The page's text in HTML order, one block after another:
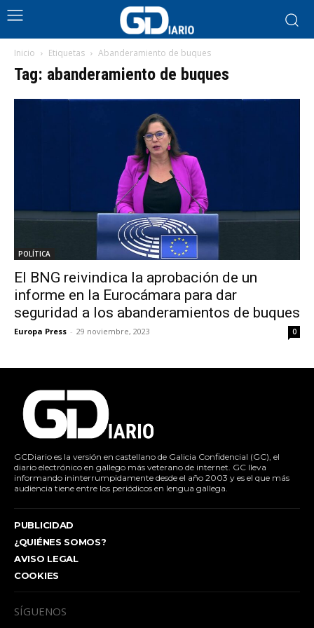
Inicio Etiquetas Abanderamiento de buques
Tag: abanderamiento de buques
POLÍTICA
El BNG reivindica la aprobación de un
informe en la Eurocámara para dar
seguridad a los abanderamientos de buques
Europa Press - 29 noviembre, 2023 0
GCDiario es la versión en castellano de Galicia Confidencial (GC), el
diario electrónico en gallego más veterano de internet. GC lleva
informando ininterrumpidamente desde el año 2003 y es el que más
audiencia tiene entre los periódicos en lengua gallega.
PUBLICIDAD
¿QUIÉNES SOMOS?
AVISO LEGAL
COOKIES
SÍGUENOS